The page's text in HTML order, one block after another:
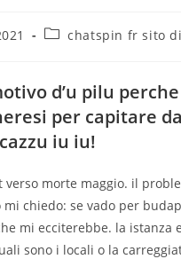
chatspin fr sito
d’u pilu
per capitare
iu iu!
morte maggio. il
chiedo: se vado per
mi ecciterebbe. la istanza
sono i locali o la